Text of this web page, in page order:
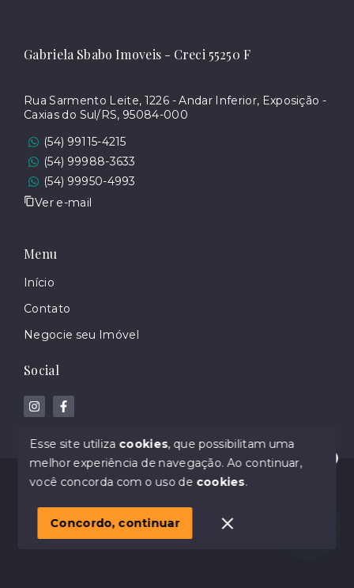
Olá! Estamos disponíveis para te ajudar.
Gabriela Sbabo Imoveis - Creci 55250 F
Rua Sarmento Leite, 1226 - Andar Inferior, Exposição -
Caxias do Sul/RS, 95084-000
(54) 99115-4215
(54) 99988-3633
(54) 99950-4993
Ver e-mail
Menu
Início
Contato
Negocie seu Imóvel
Social
© Copyright 2026 - Gabriela Sbabo Imoveis - Creci
SITE PARA IMOBILIARIA
Esse site utiliza cookies, que possibilitam uma
melhor experiência de navegação.Ao continuar,
você concorda com o uso de cookies.
Concordo, continuar